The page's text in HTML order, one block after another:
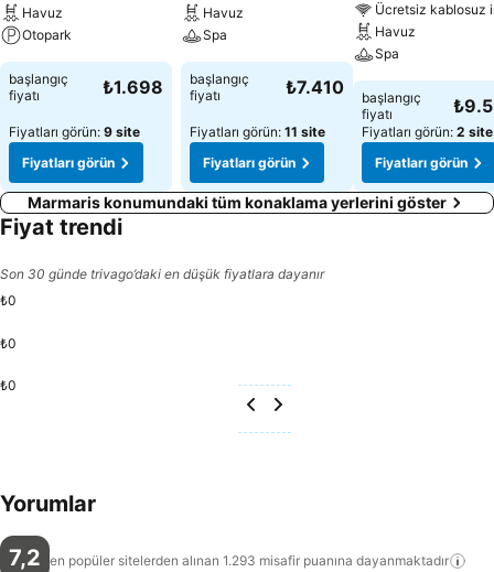
Havuz
Otopark
başlangıç
fiyatı
₺1.698
Fiyatları görün: 9 site
Fiyatları görün
Havuz
Spa
başlangıç
fiyatı
₺7.410
Fiyatları görün: 11 site
Fiyatları görün
Ücretsiz kablosuz
Havuz
Spa
başlangıç
fiyatı
Fiyatları görün: 2 site
Fiyatları görün
Marmaris konumundaki tüm konaklama yerlerini göster
Fiyat trendi
Son 30 günde trivago’daki en düşük fiyatlara dayanır
₺0
₺0
₺0
Yorumlar
7,2 en popüler sitelerden alınan 1.293 misafir puanına dayanmaktadır